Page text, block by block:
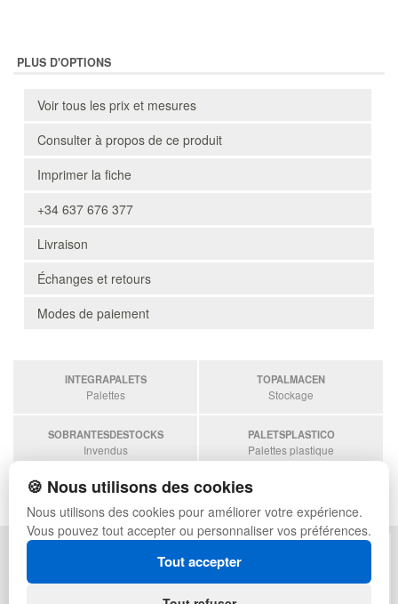
PLUS D'OPTIONS
Voir tous les prix et mesures
Consulter à propos de ce produit
Imprimer la fiche
+34 637 676 377
Livraison
Échanges et retours
Modes de paiement
INTEGRAPALETS
Palettes
TOPALMACEN
Stockage
SOBRANTESDESTOCKS
Invendus
PALETSPLASTICO
Palettes plastique
ESTANTERIASKIT
Estanterias
POLITIQUE DE CONFIDENTIALITÉ
PLAN DU SITE
🍪 Nous utilisons des cookies
Nous utilisons des cookies pour améliorer votre expérience.
Vous pouvez tout accepter ou personnaliser vos préférences.
Tout accepter